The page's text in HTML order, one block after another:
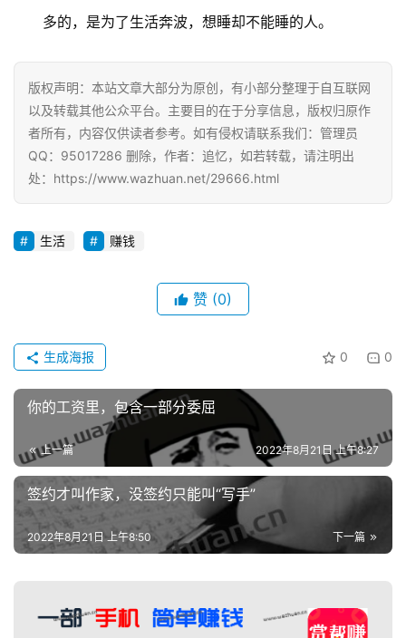
首
页
赚
简
评
手
赚
A
P
P
登录
多的，是为了生活奔波，想睡却不能睡的人。
版权声明：本站文章大部分为原创，有小部分整理于自互联网
以及转载其他公众平台。主要目的在于分享信息，版权归原作
者所有，内容仅供读者参考。如有侵权请联系我们：管理员
QQ：95017286 删除，作者：追忆，如若转载，请注明出
处：https://www.wazhuan.net/29666.html
生活 赚钱
赞 (0)
0 0
生成海报
你的工资里，包含一部分委屈
上一篇 2022年8月21日 上午8:27
签约才叫作家，没签约只能叫“写手”
下一篇
2022年8月21日 上午8:50